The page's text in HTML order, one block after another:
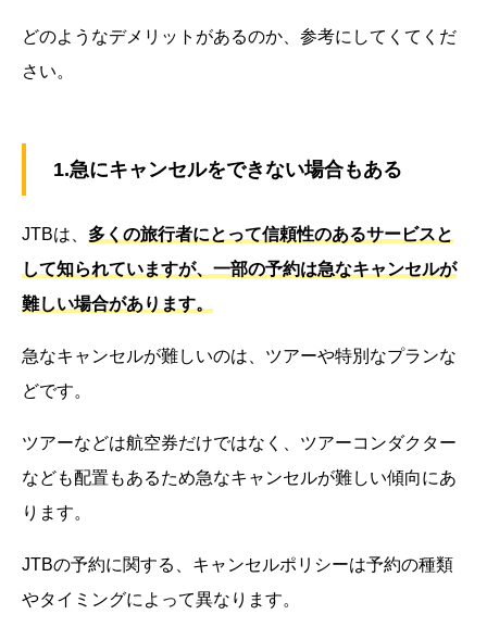
どのようなデメリットがあるのか、参考にしてくてくだ
さい。
1.急にキャンセルをできない場合もある
JTBは、 多くの旅行者にとって信頼性のあるサービスと
して知られていますが、一部の予約は急なキャンセルが
難しい場合があります。
急なキャンセルが難しいのは、ツアーや特別なプランな
どです。
ツアーなどは航空券だけではなく、ツアーコンダクター
なども配置もあるため急なキャンセルが難しい傾向にあ
ります。
JTBの予約に関する、キャンセルポリシーは予約の種類
やタイミングによって異なります。